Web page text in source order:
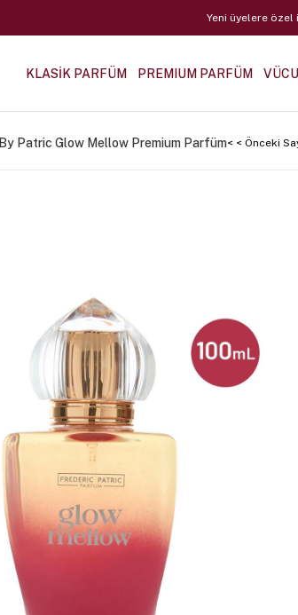
Yeni üyelere özel
KLASİK PARFÜM PREMIUM PARFÜM
By Patric Glow Mellow Premium Parfüm< < Önceki